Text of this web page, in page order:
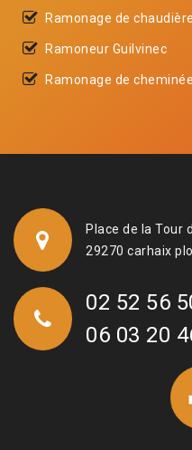
Ramonage de
Ramoneur Guilvinec
Ramonage de
Place de la Tour
29270 carhaix
02 52 56
06 03 20